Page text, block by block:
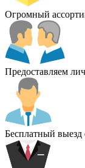
Огромный
Предоставляем
Бесплатный выезд